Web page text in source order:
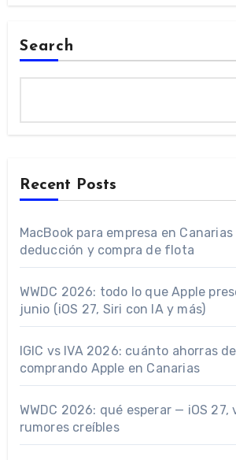
Search
Recent Posts
MacBook para empresa en Canarias
deducción y compra de flota
WWDC 2026: todo lo que Apple
junio (iOS 27, Siri con IA y más)
IGIC vs IVA 2026: cuánto ahorras
comprando Apple en Canarias
WWDC 2026: qué esperar — iOS 27,
rumores creíbles